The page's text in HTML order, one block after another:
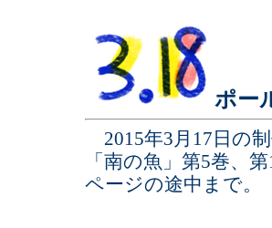
ポー
2015年3月17日の
「南の魚」第5巻、
ページの途中まで。